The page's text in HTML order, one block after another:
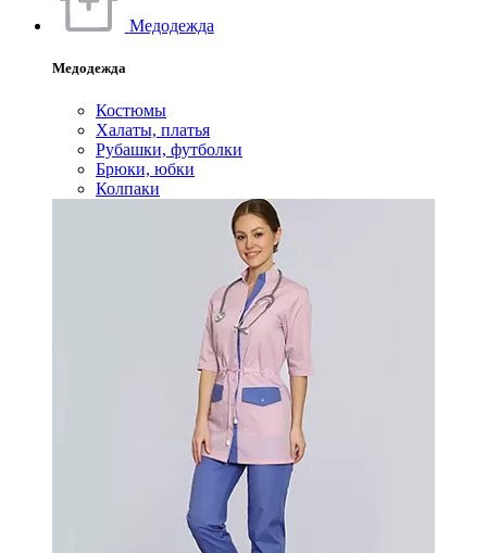
Медодежда
Медодежда
Костюмы
Халаты, платья
Рубашки, футболки
Брюки, юбки
Колпаки